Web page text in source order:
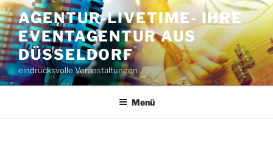
Zum
Inhalt
springen
AGENTUR-LIVETIME- IHRE
EVENTAGENTUR AUS
DÜSSELDORF
eindrucksvolle Veranstaltungen
Menü